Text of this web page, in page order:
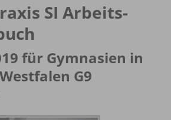
SI Arbeits-
für Gymnasien in
G9